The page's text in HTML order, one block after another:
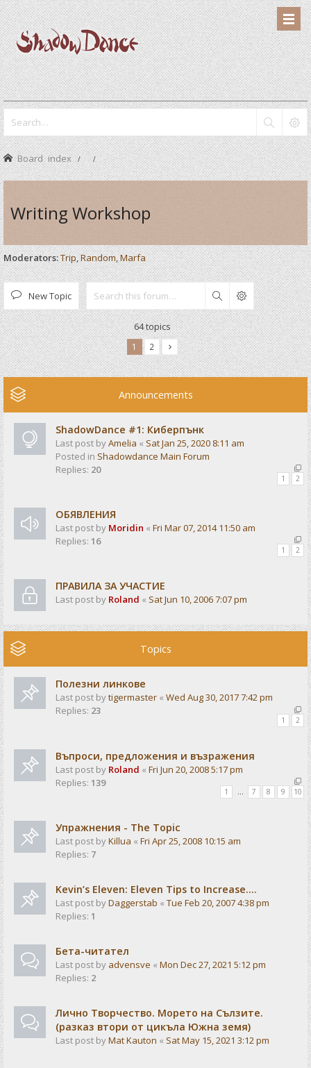
Board index
Writing Workshop
Moderators:Trip,Random,Marfa
New Topic Search
64 topics
1 2
Announcements
ShadowDance #1: Киберпънк
Last post byAmelia « Sat Jan 25, 2020 8:11 am
Posted in Shadowdance Main Forum
Replies: 20
1 2
ОБЯВЛЕНИЯ
Last post by Moridin « Fri Mar 07, 2014 11:50 am
Replies: 16
1 2
ПРАВИЛА ЗА УЧАСТИЕ
Last post by Roland « Sat Jun 10, 2006 7:07 pm
Topics
Полезни линкове
Last post bytigermaster « Wed Aug 30, 2017 7:42 pm
Replies: 23
1 2
Въпроси, предложения и възражения
Last post by Roland « Fri Jun 20, 2008 5:17 pm
Replies: 139
1 … 7 8 9 10
Упражнения - The Topic
Last post byKillua « Fri Apr 25, 2008 10:15 am
Replies: 7
Kevin’s Eleven: Eleven Tips to Increase....
Last post byDaggerstab « Tue Feb 20, 2007 4:38 pm
Replies: 1
Бета-читател
Last post by advensve « Mon Dec 27, 2021 5:12 pm
Replies: 2
Лично Творчество. Морето на Сълзите.
(разказ втори от цикъла Южна земя)
Last post byMat Kauton « Sat May 15, 2021 3:12 pm